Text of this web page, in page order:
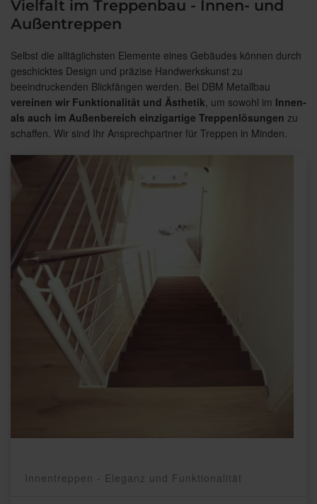
Vielfalt im Treppenbau - Innen- und
Außentreppen
Selbst die alltäglichsten Elemente eines Gebäudes können durch
geschicktes Design und präzise Handwerkskunst zu
beeindruckenden Blickfängen werden. Bei DBM Metallbau
vereinen wir Funktionalität und Ästhetik , um sowohl im Innen-
als auch im Außenbereich einzigartige Treppenlösungen zu
schaffen. Wir sind Ihr Ansprechpartner für Treppen in Minden.
Innentreppen - Eleganz und Funktionalität